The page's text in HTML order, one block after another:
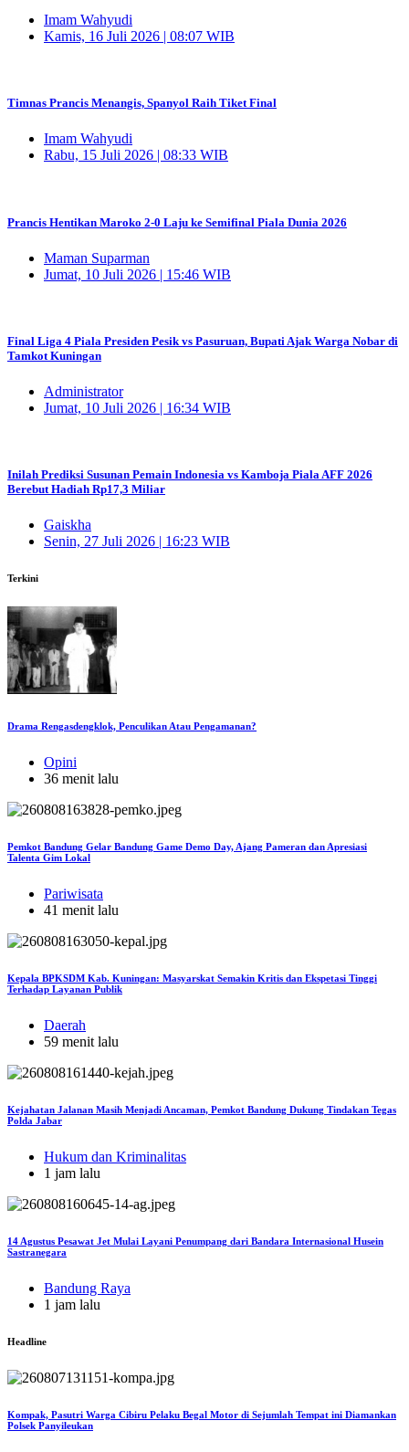
Imam Wahyudi
Kamis, 16 Juli 2026 | 08:07 WIB
Timnas Prancis Menangis, Spanyol Raih Tiket Final
Imam Wahyudi
Rabu, 15 Juli 2026 | 08:33 WIB
Prancis Hentikan Maroko 2-0 Laju ke Semifinal Piala Dunia 2026
Maman Suparman
Jumat, 10 Juli 2026 | 15:46 WIB
Final Liga 4 Piala Presiden Pesik vs Pasuruan, Bupati Ajak Warga Nobar di
Tamkot Kuningan
Administrator
Jumat, 10 Juli 2026 | 16:34 WIB
Inilah Prediksi Susunan Pemain Indonesia vs Kamboja Piala AFF 2026
Berebut Hadiah Rp17,3 Miliar
Gaiskha
Senin, 27 Juli 2026 | 16:23 WIB
Terkini
Drama Rengasdengklok, Penculikan Atau Pengamanan?
Opini
36 menit lalu
Pemkot Bandung Gelar Bandung Game Demo Day, Ajang Pameran dan Apresiasi
Talenta Gim Lokal
Pariwisata
41 menit lalu
Kepala BPKSDM Kab. Kuningan: Masyarskat Semakin Kritis dan Ekspetasi Tinggi
Terhadap Layanan Publik
Daerah
59 menit lalu
Kejahatan Jalanan Masih Menjadi Ancaman, Pemkot Bandung Dukung Tindakan Tegas
Polda Jabar
Hukum dan Kriminalitas
1 jam lalu
14 Agustus Pesawat Jet Mulai Layani Penumpang dari Bandara Internasional Husein
Sastranegara
Bandung Raya
1 jam lalu
Headline
Kompak, Pasutri Warga Cibiru Pelaku Begal Motor di Sejumlah Tempat ini Diamankan
Polsek Panyileukan